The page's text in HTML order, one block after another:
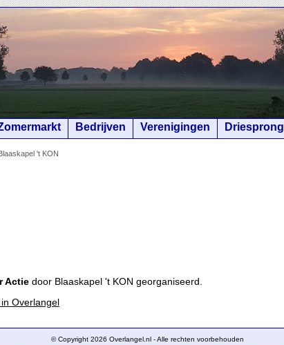
Bedrijven Verenigingen Driesprong
't KON
Actie door Blaaskapel 't KON georganiseerd.
Overlangel
© Copyright 2026 Overlangel.nl - Alle rechten voorbehouden